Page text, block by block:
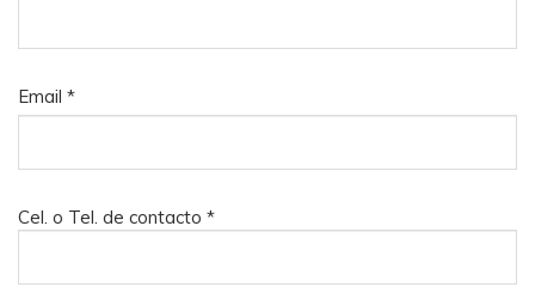
Email *
Cel. o Tel. de contacto *